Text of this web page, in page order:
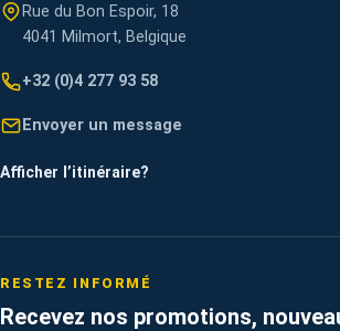
Rue du Bon Espoir, 18
4041 Milmort, Belgique
+32 (0)4 277 93 58
Envoyer un message
Afficher l’itinéraire?
RESTEZ INFORMÉ
Recevez nos promotions,